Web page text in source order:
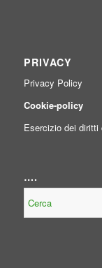
PRIVACY
Privacy Policy
Cookie-policy
Esercizio dei diritti
….